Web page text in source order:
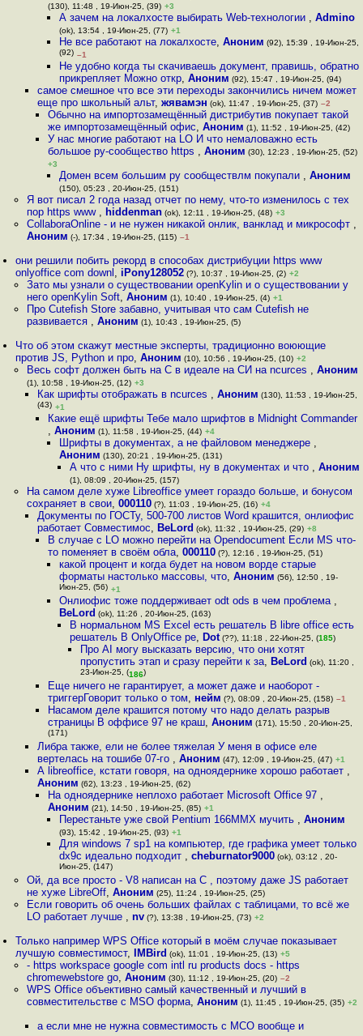
(130), 11:48 , 19-Июн-25, (39) +3
А зачем на локалхосте выбирать Web-технологии , Admino
(ok), 13:54 , 19-Июн-25, (77) +1
Не все работают на локалхосте, Аноним (92), 15:39 , 19-Июн-25,
(92) –1
Не удобно когда ты скачиваешь документ, правишь, обратно
прикрепляет Можно откр, Аноним (92), 15:47 , 19-Июн-25, (94)
самое смешное что все эти переходы закончились ничем может
еще про школьный альт, жявамэн (ok), 11:47 , 19-Июн-25, (37) –2
Обычно на импортозамещённый дистрибутив покупает такой
же импортозамещённый офис,Аноним (1), 11:52 , 19-Июн-25, (42)
У нас многие работают на LO И что немаловажно есть
большое ру-сообщество https ,Аноним (30), 12:23 , 19-Июн-25, (52)
+3
Домен всем большим ру сообществлм покупали , Аноним
(150), 05:23 , 20-Июн-25, (151)
Я вот писал 2 года назад отчет по нему, что-то изменилось с тех
пор https www , hiddenman(ok), 12:11 , 19-Июн-25, (48) +3
CollaboraOnline - и не нужен никакой онлик, ванклад и микрософт ,
Аноним (-), 17:34 , 19-Июн-25, (115) –1
они решили побить рекорд в способах дистрибуции https www
onlyoffice com downl , iPony128052 (?), 10:37 , 19-Июн-25, (2) +2
Зато мы узнали о существовании openKylin и о существовании у
него openKylin Soft, Аноним (1), 10:40 , 19-Июн-25, (4) +1
Про Cutefish Store забавно, учитывая что сам Cutefish не
развивается , Аноним (1), 10:43 , 19-Июн-25, (5)
Что об этом скажут местные эксперты, традиционно воюющие
против JS, Python и про,Аноним (10), 10:56 , 19-Июн-25, (10) +2
Весь софт должен быть на C в идеале на СИ на ncurces , Аноним
(1), 10:58 , 19-Июн-25, (12) +3
Как шрифты отображать в ncurces , Аноним (130), 11:53 , 19-Июн-25,
(43) +1
Какие ещё шрифты Тебе мало шрифтов в Midnight Commander
,Аноним (1), 11:58 , 19-Июн-25, (44) +4
Шрифты в документах, а не файловом менеджере ,
Аноним (130), 20:21 , 19-Июн-25, (131)
А что с ними Ну шрифты, ну в документах и что , Аноним
(1), 08:09 , 20-Июн-25, (157)
На самом деле хуже Libreoffice умеет гораздо больше, и бонусом
сохраняет в свои, 000110(?), 11:03 , 19-Июн-25, (16) +4
Документы по ГОСТу, 500-700 листов Word крашится, онлиофис
работает Совместимос, BeLord (ok), 11:32 , 19-Июн-25, (29) +8
В случае с LO можно перейти на Opendocument Если MS что-
то поменяет в своём обла,000110 (?), 12:16 , 19-Июн-25, (51)
какой процент и когда будет на новом ворде старые
форматы настолько массовы, что, Аноним (56), 12:50 , 19-
Июн-25, (56) +1
Онлиофис тоже поддерживает odt ods в чем проблема ,
BeLord (ok), 11:26 , 20-Июн-25, (163)
В нормальном MS Excel есть решатель В libre office есть
решатель В OnlyOffice ре, Dot(??), 11:18 , 22-Июн-25, (185)
Про АI могу высказать версию, что они хотят
пропустить этап и сразу перейти к за, BeLord (ok), 11:20 ,
23-Июн-25, (186)
Еще ничего не гарантирует, а может даже и наоборот -
триггерГоворит только о том, нейм (?), 08:09 , 20-Июн-25, (158) –1
Насамом деле крашится потому что надо делать разрыв
страницы В оффисе 97 не краш,Аноним (171), 15:50 , 20-Июн-25,
(171)
Либра также, ели не более тяжелая У меня в офисе еле
вертелась на тошибе 07-го , Аноним (47), 12:09 , 19-Июн-25, (47) +1
А libreoffice, кстати говоря, на одноядернике хорошо работает ,
Аноним (62), 13:23 , 19-Июн-25, (62)
На одноядернике неплохо работает Microsoft Office 97 ,
Аноним (21), 14:50 , 19-Июн-25, (85) +1
Перестаньте уже свой Pentium 166MMX мучить , Аноним
(93), 15:42 , 19-Июн-25, (93) +1
Для windows 7 sp1 на компьютер, где графика умеет только
dx9c идеально подходит , cheburnator9000(ok), 03:12 , 20-
Июн-25, (147)
Ой, да все просто - V8 написан на С , поэтому даже JS работает
не хуже LibreOff, Аноним (25), 11:24 , 19-Июн-25, (25)
Если говорить об очень больших файлах с таблицами, то всё же
LO работает лучше , nv(?), 13:38 , 19-Июн-25, (73) +2
Только например WPS Office который в моём случае показывает
лучшую совместимост, IMBird (ok), 11:01 , 19-Июн-25, (13) +5
- https workspace google com intl ru products docs - https
chromewebstore go, Аноним (30), 11:12 , 19-Июн-25, (20) –2
WPS Office объективно самый качественный и лучший в
совместительстве с MSO форма, Аноним (1), 11:45 , 19-Июн-25, (35) +2
а если мне не нужна совместимость с МСО вообще и